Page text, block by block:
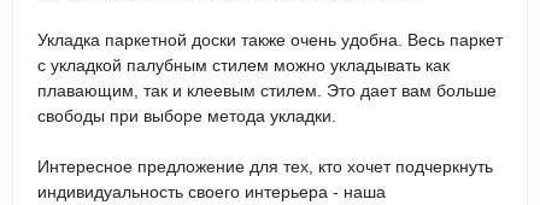
Укладка паркетной доски также очень удобна. Весь паркет
с укладкой палубным стилем можно укладывать как
плавающим, так и клеевым стилем. Это дает вам больше
свободы при выборе метода укладки.
Интересное предложение для тех, кто хочет подчеркнуть
индивидуальность своего интерьера - наша